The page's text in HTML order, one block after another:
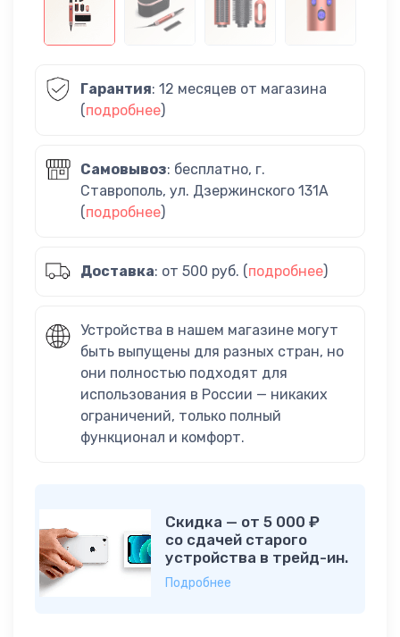
Гарантия: 12 месяцев от магазина
(подробнее)
Самовывоз: бесплатно, г.
Ставрополь, ул. Дзержинского 131А
(подробнее)
Доставка: от 500 руб. (подробнее)
Устройства в нашем магазине могут
быть выпущены для разных стран, но
они полностью подходят для
использования в России — никаких
ограничений, только полный
функционал и комфорт.
Скидка — от 5 000 ₽
со сдачей старого
устройства в трейд-ин.
Подробнее